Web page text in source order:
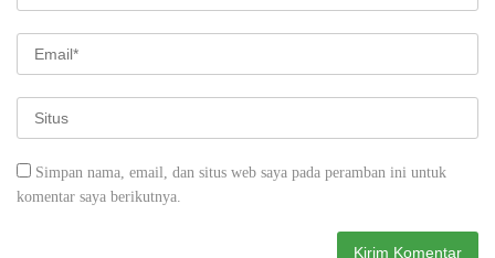
Simpan nama, email, dan situs web saya pada peramban ini untuk
komentar saya berikutnya.